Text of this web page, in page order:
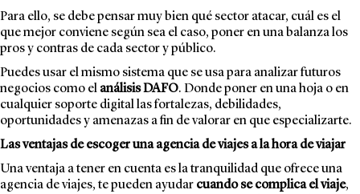
Para ello, se debe pensar muy bien qué sector atacar, cuál es el
que mejor conviene según sea el caso, poner en una balanza los
pros y contras de cada sector y público.
Puedes usar el mismo sistema que se usa para analizar futuros
negocios como el análisis DAFO. Donde poner en una hoja o en
cualquier soporte digital las fortalezas, debilidades,
oportunidades y amenazas a fin de valorar en que especializarte.
Las ventajas de escoger una agencia de viajes a la hora de viajar
Una ventaja a tener en cuenta es la tranquilidad que ofrece una
agencia de viajes, te pueden ayudar cuando se complica el viaje,